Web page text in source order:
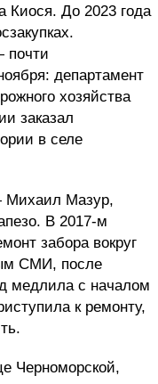
До 2023 года
почти
департамент
хозяйства
заказал
в селе
Михаил Мазур,
В 2017-м
забора вокруг
СМИ, после
медлила с началом
к ремонту,
Черноморской,